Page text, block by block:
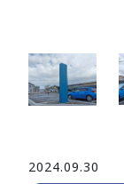
2024.09.30